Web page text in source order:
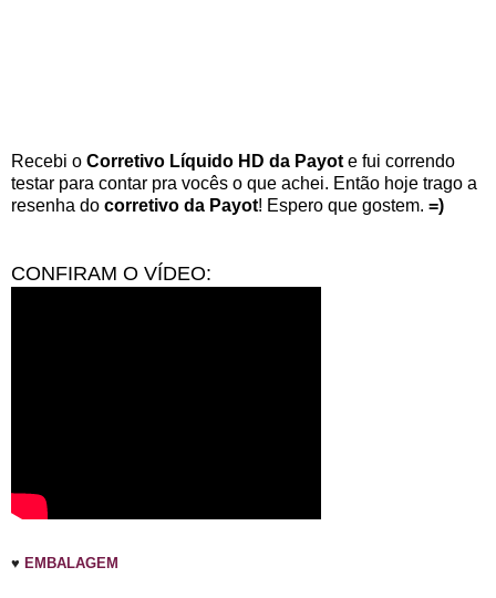
Recebi o Corretivo Líquido HD da Payote fui correndo
testar para contar pra vocês o que achei. Então hoje trago a
resenha do corretivo da Payot! Espero que gostem. =)
CONFIRAM O VÍDEO:
♥ EMBALAGEM